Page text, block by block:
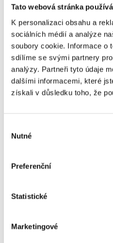
Tato webová stránka
K personalizaci obsahu a
sociálních médií a analýze
soubory cookie. Informace o
sdílíme se svými partnery
analýzy. Partneři tyto údaje
dalšími informacemi, které
získali v důsledku toho, že
souhlasu
Nutné
Preferenční
Statistické
Marketingové
Informace
Vedení MČ
Osobní doklady
Czech POINT
Matriční záležitosti
Přestupky obecné
Bytové záležitosti
Preslova 5